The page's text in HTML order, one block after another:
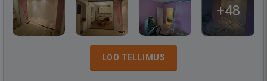
+48
LOO TELLIMUS